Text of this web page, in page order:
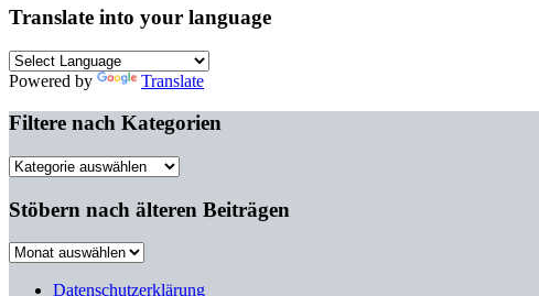
Translate into your language
Powered by Translate
Filtere nach Kategorien
Filtere
Kategorien
Stöbern nach älteren Beiträgen
Stöbern
älterenDatenschutzerklärung